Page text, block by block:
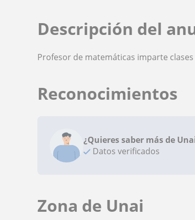
Descripción del
Profesor de matemáticas imparte
Reconocimientos
¿Quieres saber más de
Datos verificados
Zona de Unai